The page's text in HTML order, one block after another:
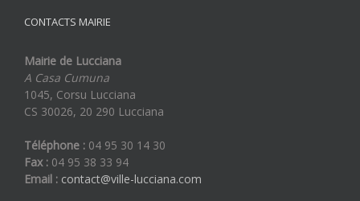
CONTACTS MAIRIE
Mairie de Lucciana
A Casa Cumuna
1045, Corsu Lucciana
CS 30026, 20 290 Lucciana
Téléphone : 04 95 30 14 30
Fax : 04 95 38 33 94
Email : contact@ville-lucciana.com